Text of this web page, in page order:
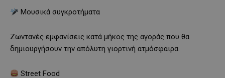
Μουσικά συγκροτήματα
Ζωντανές εμφανίσεις κατά μήκος της αγοράς που θα
δημιουργήσουν την απόλυτη γιορτινή ατμόσφαιρα.
Street Food